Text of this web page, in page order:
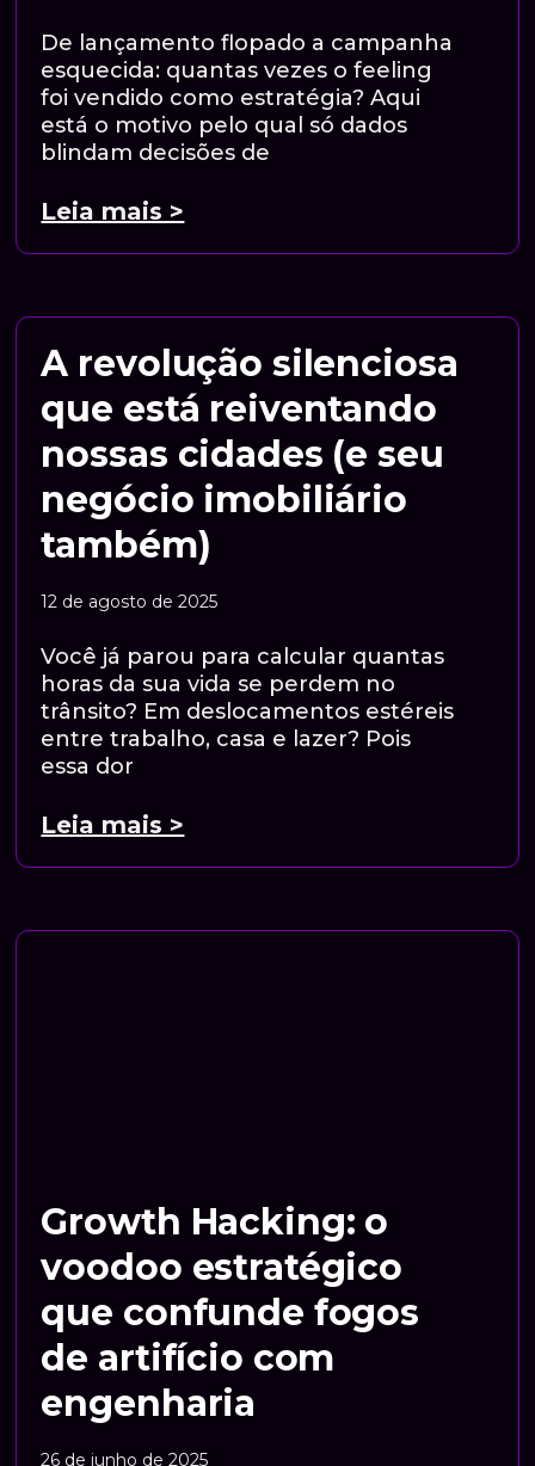
De lançamento flopado a campanha
esquecida: quantas vezes o feeling
foi vendido como estratégia? Aqui
está o motivo pelo qual só dados
blindam decisões de
Leia mais >
A revolução silenciosa
que está reiventando
nossas cidades (e seu
negócio imobiliário
também)
12 de agosto de 2025
Você já parou para calcular quantas
horas da sua vida se perdem no
trânsito? Em deslocamentos estéreis
entre trabalho, casa e lazer? Pois
essa dor
Leia mais >
Growth Hacking: o
voodoo estratégico
que confunde fogos
de artifício com
engenharia
26 de junho de 2025